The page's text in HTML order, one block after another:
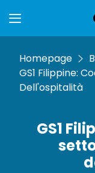
Homepage
GS1 Filippine:
Dell'ospitalità
GS1